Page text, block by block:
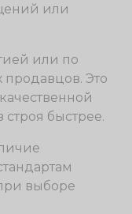
или
или по
Это
быстрее.
выборе